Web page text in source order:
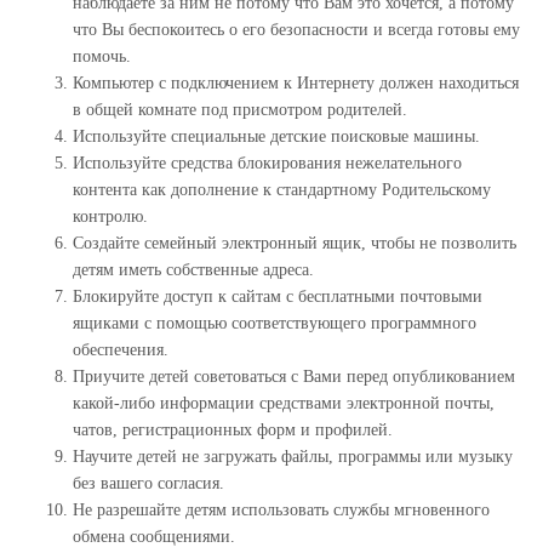
что Вы беспокоитесь о его безопасности и всегда готовы ему
помочь.
Компьютер с подключением к Интернету должен находиться
в общей комнате под присмотром родителей.
Используйте специальные детские поисковые машины.
Используйте средства блокирования нежелательного
контента как дополнение к стандартному Родительскому
контролю.
Создайте семейный электронный ящик, чтобы не позволить
детям иметь собственные адреса.
Блокируйте доступ к сайтам с бесплатными почтовыми
ящиками с помощью соответствующего программного
обеспечения.
Приучите детей советоваться с Вами перед опубликованием
какой-либо информации средствами электронной почты,
чатов, регистрационных форм и профилей.
Научите детей не загружать файлы, программы или музыку
без вашего согласия.
Не разрешайте детям использовать службы мгновенного
обмена сообщениями.